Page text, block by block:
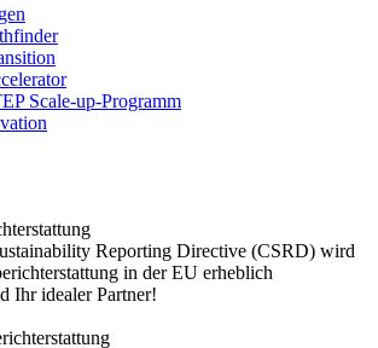
Scale-up-Programm
Reporting Directive (CSRD) wird
in der EU erheblich
Ihr idealer Partner!